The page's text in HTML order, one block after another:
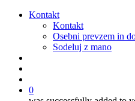
Kontakt
Kontakt
Osebni prevzem in
Sodeluj z mano
0